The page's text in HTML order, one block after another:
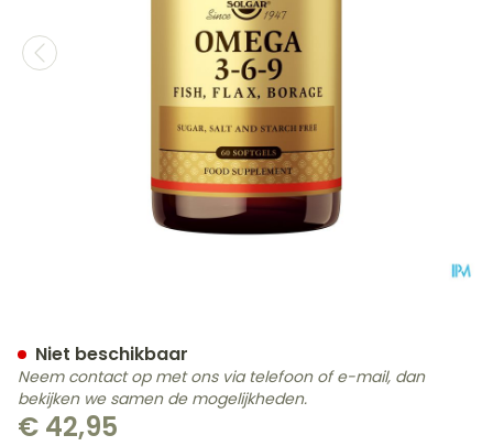
€ 42,95
Niet beschikbaar
Neem contact op met ons via telefoon of e-mail, dan
bekijken we samen de mogelijkheden.